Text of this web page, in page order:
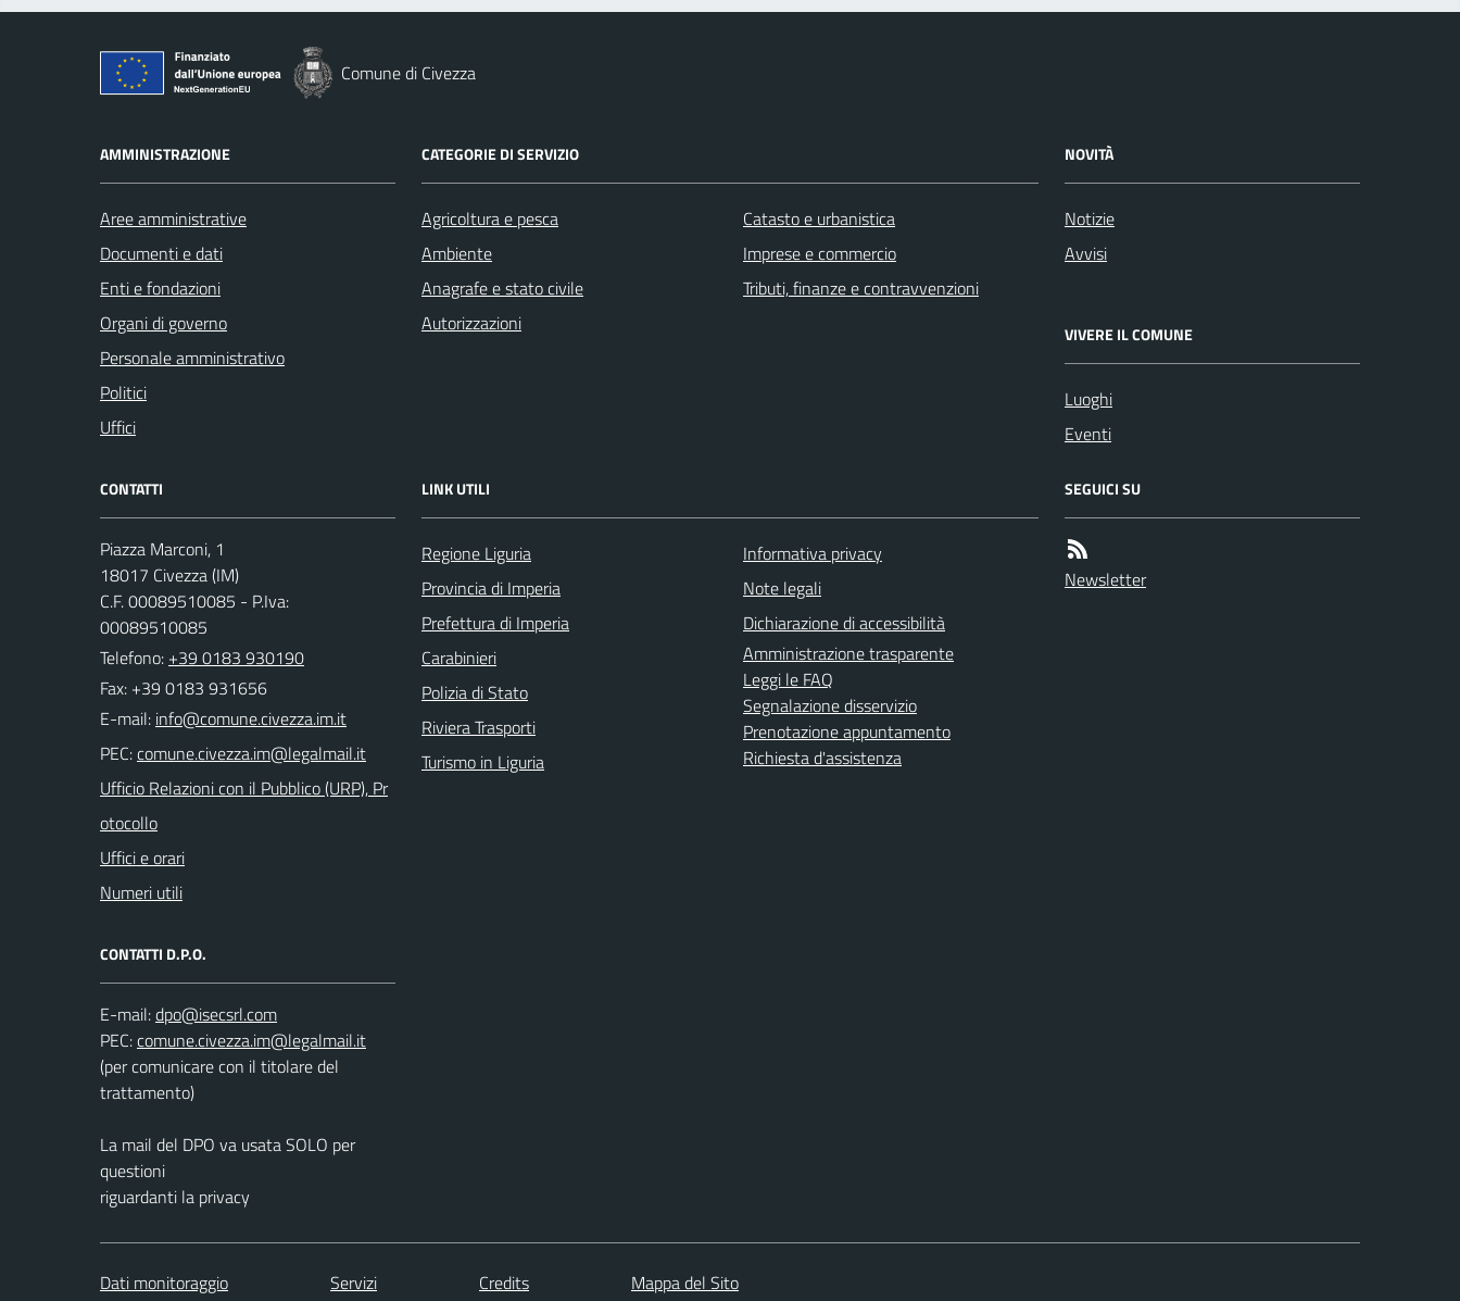
Comune di Civezza
AMMINISTRAZIONE
Aree amministrative
Documenti e dati
Enti e fondazioni
Organi di governo
Personale amministrativo
Politici
Uffici
CATEGORIE DI SERVIZIO
Agricoltura e pesca
Ambiente
Anagrafe e stato civile
Autorizzazioni
Catasto e urbanistica
Imprese e commercio
Tributi, finanze e contravvenzioni
NOVITÀ
Notizie
Avvisi
VIVERE IL COMUNE
Luoghi
Eventi
CONTATTI
Piazza Marconi, 1
18017 Civezza (IM)
C.F. 00089510085 - P.Iva:
00089510085
Telefono: +39 0183 930190
Fax: +39 0183 931656
E-mail:
PEC:
Ufficio Relazioni con il Pubblico (URP), Pr
otocollo
Uffici e orari
Numeri utili
CONTATTI D.P.O.
E-mail:
PEC:
(per comunicare con il titolare del
trattamento)
La mail del DPO va usata SOLO per
questioni
riguardanti la privacy
LINK UTILI
Regione Liguria
Provincia di Imperia
Prefettura di Imperia
Carabinieri
Polizia di Stato
Riviera Trasporti
Turismo in Liguria
Informativa privacy
Note legali
Dichiarazione di accessibilità
Amministrazione trasparente
Leggi le FAQ
Segnalazione disservizio
Prenotazione appuntamento
Richiesta d'assistenza
SEGUICI SU
Newsletter
Dati monitoraggio Servizi Credits Mappa del Sito